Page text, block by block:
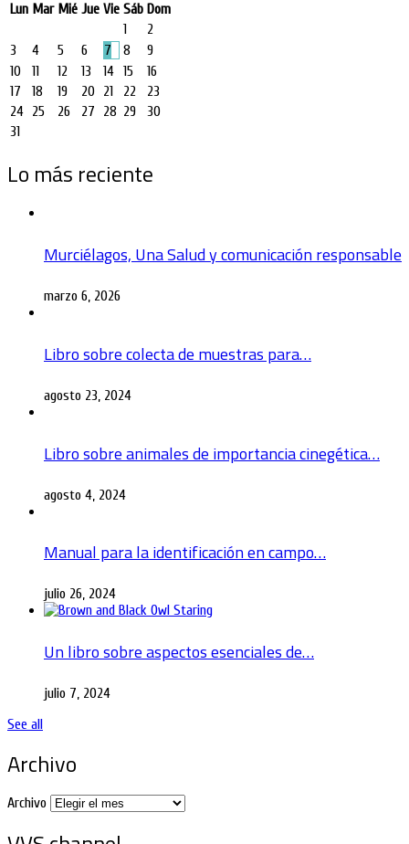
Lun Mar Mié Jue Vie Sáb Dom
1
2
3
4 5 6 7 8
9
10
11 12 13 14 15
16
17
18 19 20 21 22
23
24 25 26 27 28 29
30
31
Lo más reciente
Murciélagos, Una Salud y comunicación responsable
marzo 6, 2026
Libro sobre colecta de muestras para…
agosto 23, 2024
Libro sobre animales de importancia cinegética…
agosto 4, 2024
Manual para la identificación en campo…
julio 26, 2024
Un libro sobre aspectos esenciales de…
julio 7, 2024
See all
Archivo
Archivo